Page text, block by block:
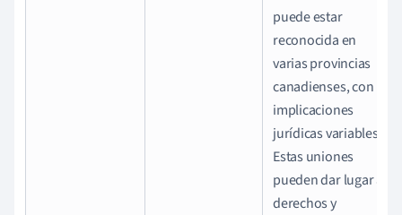
puede estar
reconocida en
varias provincias
canadienses, con
implicaciones
jurídicas variables.
Estas uniones
pueden dar lugar a
derechos y